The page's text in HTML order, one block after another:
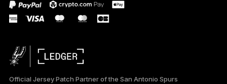
ESPAÑOL
日本語
Official Jersey Patch Partner of the San Antonio Spurs